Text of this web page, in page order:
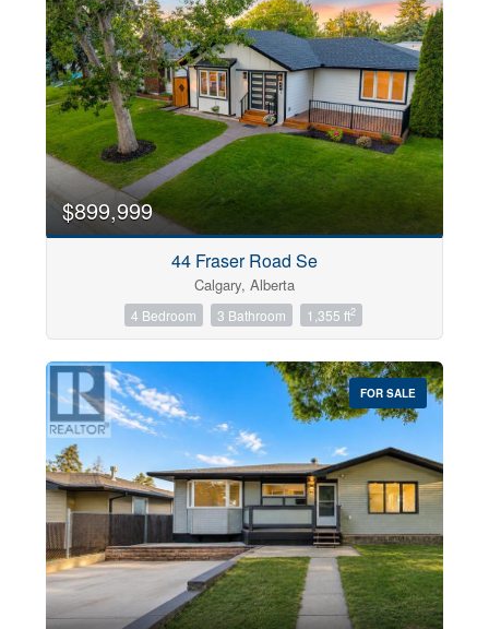
Sub Division
Postal Code
Keyword
Condominium
Pool
Open House
Search
$899,999
44 Fraser Road Se
Calgary, Alberta
4 Bedroom 3 Bathroom 1,355 ft2
FOR SALE